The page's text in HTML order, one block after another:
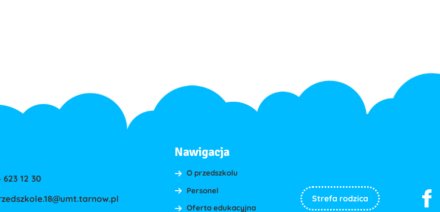
623 12 30
Nawigacja
O przedszkolu
Personel
Oferta edukacyjna
Strefa rodzica